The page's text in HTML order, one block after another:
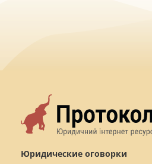
Юридические оговорки